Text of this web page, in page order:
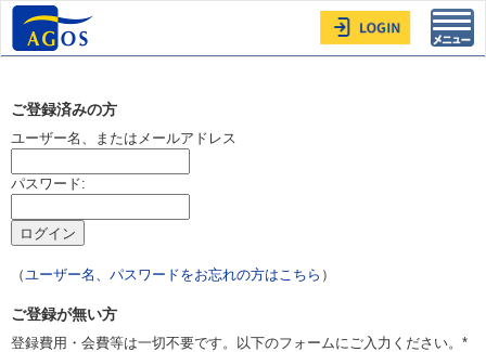
ご登録済みの方
ユーザー名、またはメールアドレス
パスワード:
（ユーザー名、パスワードをお忘れの方はこちら ）
ご登録が無い方
登録費用・会費等は一切不要です。以下のフォームにご入力ください。*